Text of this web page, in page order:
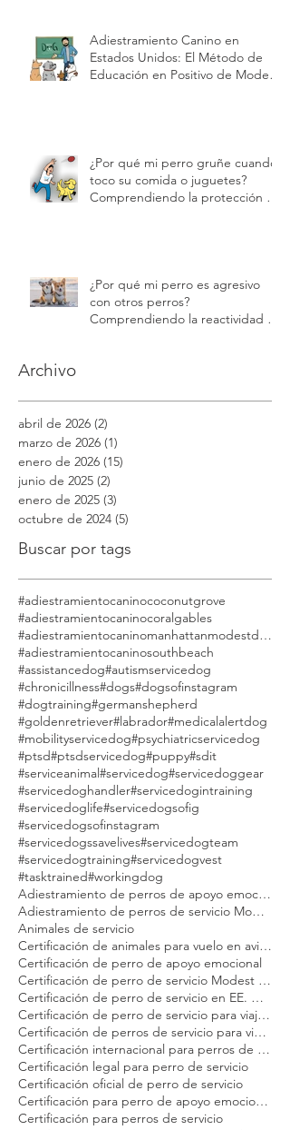
Adiestramiento y Cuidado de
Cachorros| Modest Dog US
Dog | Modest Dog US
recursos | Modest Dog
Archivo
abril de 2026 (2)2 entradas
marzo de 2026 (1)1 entrada
junio de 2025 (2)2 entradas
octubre de 2024
Buscar por tags
#adiestramientocaninococonutgrove
#adiestramientocaninocoralgables
#adiestramientocaninosouthbeach
#assistancedog#autismservicedog
#chronicillness#dogs#dogsofinstagram
#dogtraining#germanshepherd
#goldenretriever#labrador#medicalalertdog
#mobilityservicedog#psychiatricservicedog
#ptsd#ptsdservicedog#puppy
#serviceanimal#servicedog#servicedoggear
#servicedoghandler#servicedogintraining
#servicedoglife#servicedogsofig
#servicedogsofinstagram
#servicedogssavelives#servicedogteam
#servicedogtraining#servicedogvest
#tasktrained #workingdog
Adiestramiento de perros de apoyo emocional Modest Dog
Adiestramiento de perros de servicio Modest Dog
Animales de servicio
Certificación de animales para vuelo en avión Modest Dog
Certificación de perro de apoyo emocional
Certificación de perro de servicio Modest Dog
Certificación de perros de servicio para viajar en avión Modest Dog